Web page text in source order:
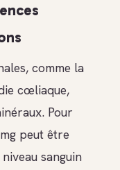
comme la
cœliaque,
Pour
peut être
sanguin